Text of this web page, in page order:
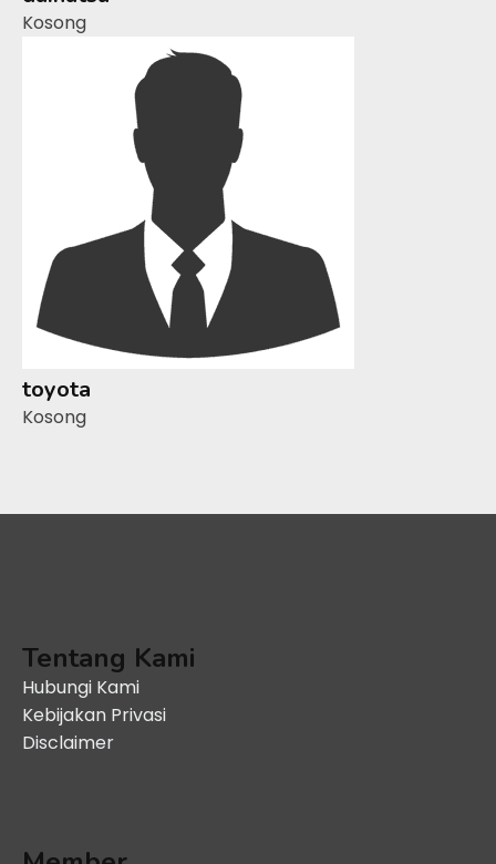
Kosong
toyota
Kosong
Tentang Kami
Hubungi Kami
Kebijakan Privasi
Disclaimer